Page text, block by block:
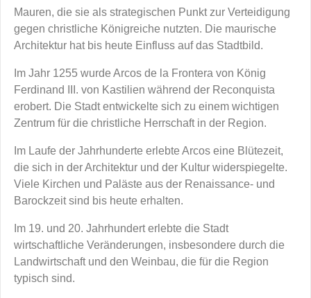
Mauren, die sie als strategischen Punkt zur Verteidigung
gegen christliche Königreiche nutzten. Die maurische
Architektur hat bis heute Einfluss auf das Stadtbild.
Im Jahr 1255 wurde Arcos de la Frontera von König
Ferdinand III. von Kastilien während der Reconquista
erobert. Die Stadt entwickelte sich zu einem wichtigen
Zentrum für die christliche Herrschaft in der Region.
Im Laufe der Jahrhunderte erlebte Arcos eine Blütezeit,
die sich in der Architektur und der Kultur widerspiegelte.
Viele Kirchen und Paläste aus der Renaissance- und
Barockzeit sind bis heute erhalten.
Im 19. und 20. Jahrhundert erlebte die Stadt
wirtschaftliche Veränderungen, insbesondere durch die
Landwirtschaft und den Weinbau, die für die Region
typisch sind.